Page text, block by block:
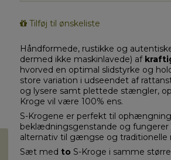
Tilføj til ønskeliste
Håndformede, rustikke og
dermed ikke maskinlavede) af
hvorved en optimal slidstyrke og
store variation i udseendet af
og lysere samt plettede stængler,
Kroge vil være 100% ens.
S-Krogene er perfekt til
beklædningsgenstande og
alternativ til gængse og traditionelle
Sæt med to S-Kroge i samme